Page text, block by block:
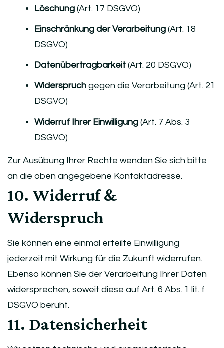
Löschung (Art. 17 DSGVO)
Einschränkung der Verarbeitung (Art. 18
DSGVO)
Datenübertragbarkeit (Art. 20 DSGVO)
Widerspruch gegen die Verarbeitung (Art. 21
DSGVO)
Widerruf Ihrer Einwilligung (Art. 7 Abs. 3
DSGVO)
Zur Ausübung Ihrer Rechte wenden Sie sich bitte
an die oben angegebene Kontaktadresse.
10. Widerruf &
Widerspruch
Sie können eine einmal erteilte Einwilligung
jederzeit mit Wirkung für die Zukunft widerrufen.
Ebenso können Sie der Verarbeitung Ihrer Daten
widersprechen, soweit diese auf Art. 6 Abs. 1 lit. f
DSGVO beruht.
11. Datensicherheit